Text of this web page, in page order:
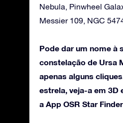
Nebula, Pinwheel
Messier 109, NGC
Pode dar um nome à
constelação de Ursa
apenas alguns
estrela, veja-a em 3D
a App OSR Star